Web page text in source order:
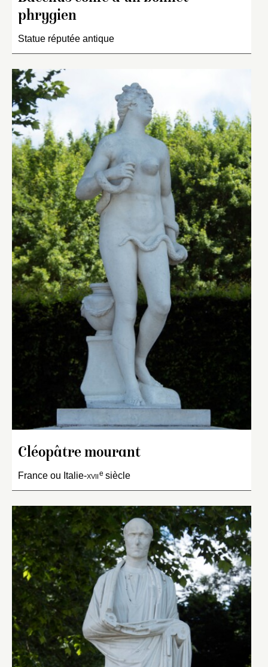
phrygien
Statue réputée antique
Cléopâtre mourant
France ou Italie-xviie siècle